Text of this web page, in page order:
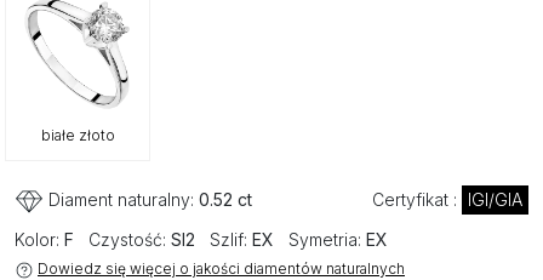
białe złoto
Diament naturalny: 0.52 ct Certyfikat :
IGI/GIA
Kolor: F Czystość: SI2 Szlif: EX Symetria: EX
Dowiedz się więcej o jakości diamentów naturalnych